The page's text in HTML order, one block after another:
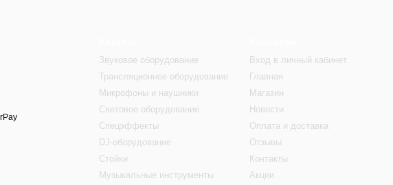
Звуковое оборудование
Трансляционное оборудование
Микрофоны и наушники
Световое оборудование
Спецэффекты
DJ-оборудование
Стойки
Музыкальные инструменты
Вход в личный кабинет
Главная
Магазин
Новости
Оплата и доставка
Отзывы
Контакты
Акции